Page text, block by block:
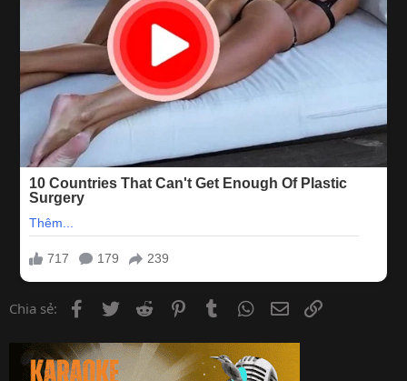
Chia sẻ: Facebook
Twitter Reddit PinterestTumblr WhatsApp
Email